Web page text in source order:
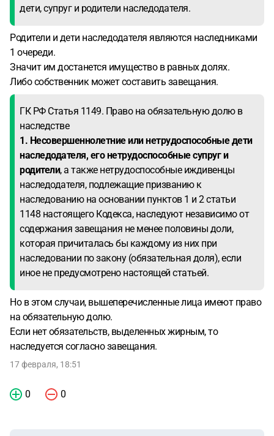
дети, супруг и родители наследодателя.
Родители и дети наследодателя являются наследниками
1 очереди.
Значит им достанется имущество в равных долях.
Либо собственник может составить завещания.
ГК РФ Статья 1149. Право на обязательную долю в
наследстве
1. Несовершеннолетние или нетрудоспособные дети
наследодателя, его нетрудоспособные супруг и
родители, а также нетрудоспособные иждивенцы
наследодателя, подлежащие призванию к
наследованию на основании пунктов 1 и 2 статьи
1148 настоящего Кодекса, наследуют независимо от
содержания завещания не менее половины доли,
которая причиталась бы каждому из них при
наследовании по закону (обязательная доля), если
иное не предусмотрено настоящей статьей.
Но в этом случаи, вышеперечисленные лица имеют право
на обязательную долю.
Если нет обязательств, выделенных жирным, то
наследуется согласно завещания.
17 февраля, 18:51
0 0